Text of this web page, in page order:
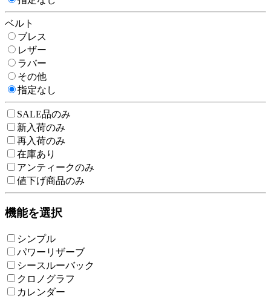
ベルト
ブレス
レザー
ラバー
その他
指定なし
SALE品のみ
新入荷のみ
再入荷のみ
在庫あり
アンティークのみ
値下げ商品のみ
機能を選択
シンプル
パワーリザーブ
シースルーバック
クロノグラフ
カレンダー